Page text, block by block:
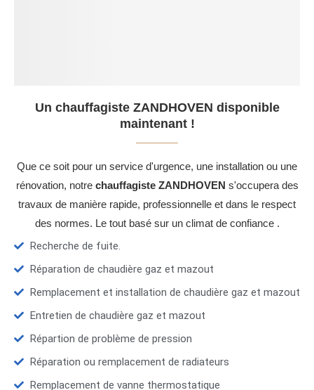
Un chauffagiste ZANDHOVEN disponible
maintenant !
Que ce soit pour un service d'urgence, une installation ou une
rénovation, notre chauffagiste ZANDHOVEN s'occupera des
travaux de manière rapide, professionnelle et dans le respect
des normes. Le tout basé sur un climat de confiance .
Recherche de fuite.
Réparation de chaudière gaz et mazout
Remplacement et installation de chaudière gaz et mazout
Entretien de chaudière gaz et mazout
Répartion de problème de pression
Réparation ou remplacement de radiateurs
Remplacement de vanne thermostatique